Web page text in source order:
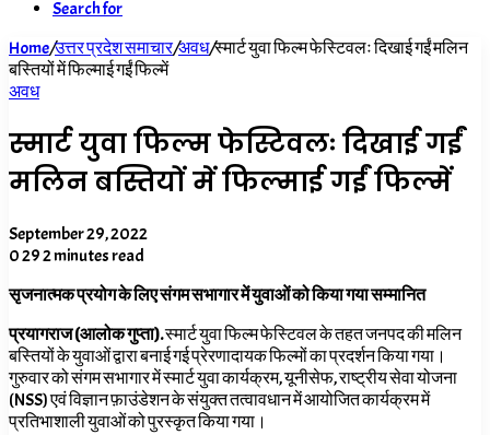
Search for
Home/उत्तर प्रदेश समाचार/अवध/स्मार्ट युवा फिल्म फेस्टिवलः दिखाई गईं मलिन
बस्तियों में फिल्माई गईं फिल्में
अवध
स्मार्ट युवा फिल्म फेस्टिवलः दिखाई गईं
मलिन बस्तियों में फिल्माई गईं फिल्में
September 29, 2022
0292 minutes read
सृजनात्मक प्रयोग के लिए संगम सभागार में युवाओं को किया गया सम्मानित
प्रयागराज (आलोक गुप्ता).स्मार्ट युवा फिल्म फेस्टिवल के तहत जनपद की मलिन
बस्तियों के युवाओं द्वारा बनाई गई प्रेरणादायक फिल्मों का प्रदर्शन किया गया।
गुरुवार को संगम सभागार में स्मार्ट युवा कार्यक्रम,यूनीसेफ,राष्ट्रीय सेवा योजना
(NSS)एवं विज्ञान फ़ाउंडेशन के संयुक्त तत्वावधान में आयोजित कार्यक्रम में
प्रतिभाशाली युवाओं को पुरस्कृत किया गया।